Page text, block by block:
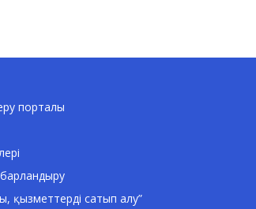
порталы
қызметтерді сатып алу”